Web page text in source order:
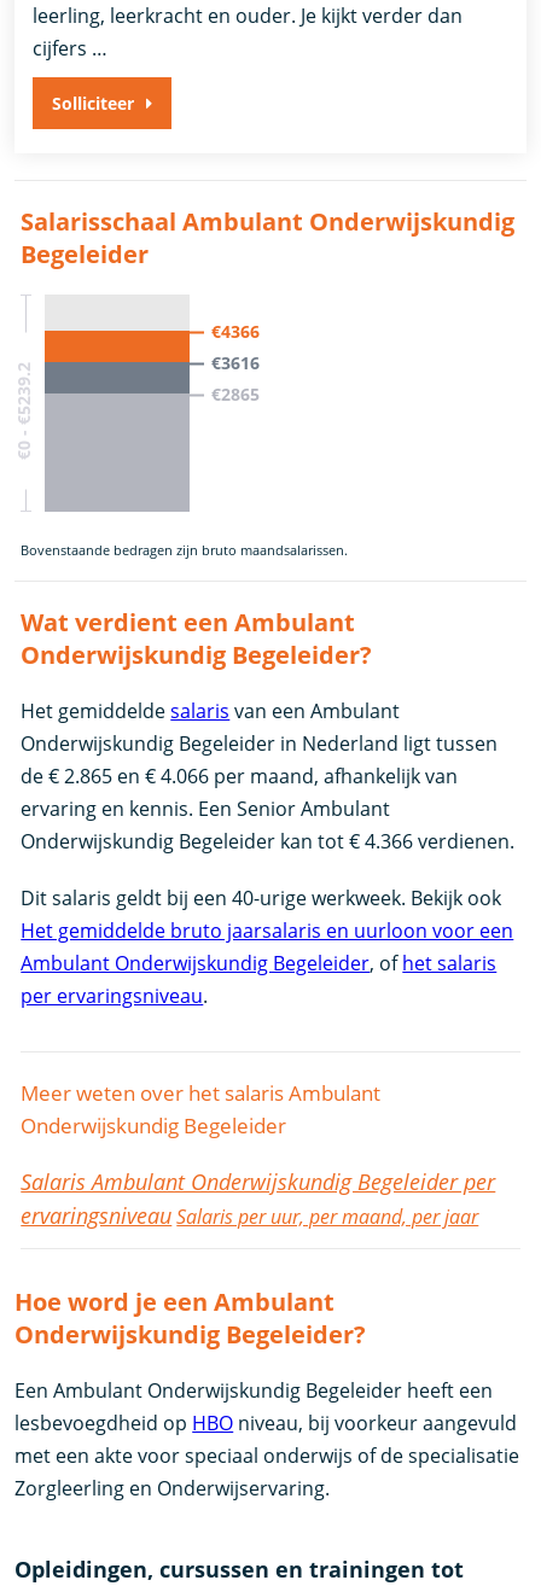
leerling, leerkracht en ouder. Je kijkt verder dan
cijfers …
Solliciteer
Salarisschaal Ambulant Onderwijskundig
Begeleider
€0 - €5239.2
€4366
€3616
€2865
Bovenstaande bedragen zijn bruto maandsalarissen.
Wat verdient een Ambulant
Onderwijskundig Begeleider?
Het gemiddeldesalaris van een Ambulant
Onderwijskundig Begeleider in Nederland ligt tussen
de € 2.865 en € 4.066 per maand, afhankelijk van
ervaring en kennis. Een Senior Ambulant
Onderwijskundig Begeleider kan tot € 4.366 verdienen.
Dit salaris geldt bij een 40-urige werkweek. Bekijk ook
Het gemiddelde bruto jaarsalaris en uurloon voor een
Ambulant Onderwijskundig Begeleider, ofhet salaris
per ervaringsniveau.
Meer weten over het salaris Ambulant
Onderwijskundig Begeleider
Salaris Ambulant Onderwijskundig Begeleider per
ervaringsniveauSalaris per uur, per maand, per jaar
Hoe word je een Ambulant
Onderwijskundig Begeleider?
Een Ambulant Onderwijskundig Begeleider heeft een
lesbevoegdheid op HBO niveau, bij voorkeur aangevuld
met een akte voor speciaal onderwijs of de specialisatie
Zorgleerling en Onderwijservaring.
Opleidingen, cursussen en trainingen tot